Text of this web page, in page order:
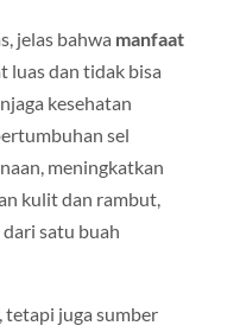
jelas bahwa manfaat
luas dan tidak bisa
kesehatan
sel
meningkatkan
kulit dan rambut,
satu buah
tetapi juga sumber